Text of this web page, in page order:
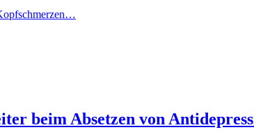
beim Absetzen von